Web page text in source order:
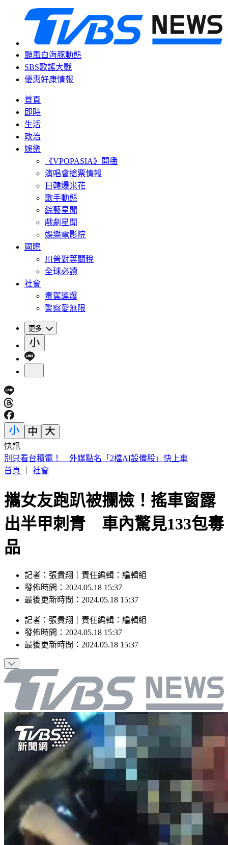
颱風白海豚動態
SBS歌謠大戰
優惠好康情報
首頁
即時
生活
政治
娛樂
《VPOPASIA》開播
演唱會搶票情報
日韓爆米花
歌手動態
綜藝星聞
戲劇星聞
娛樂電影院
國際
川普對等關稅
全球必讀
社會
毒駕連爆
警察愛無限
更多
快訊
白海豚暴風圈縮小！掃過北部近海「雨狂炸」 這天才遠離
首頁
社會
攜女友跑趴被攔檢！搖車窗露
出半甲刺青 車內驚見133包毒
品
記者：張貴翔｜責任編輯：編輯組
發佈時間：2024.05.18 15:37
最後更新時間：2024.05.18 15:37
記者 ： 張貴翔 責任編輯 ： 編輯組
發佈時間： 2024.05.18 15:37
最後更新時間： 2024.05.18 15:37